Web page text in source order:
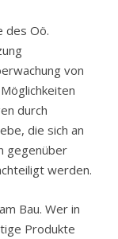
des Oö.
von
durch
die sich an
gegenüber
werden.
Bau. Wer in
Produkte